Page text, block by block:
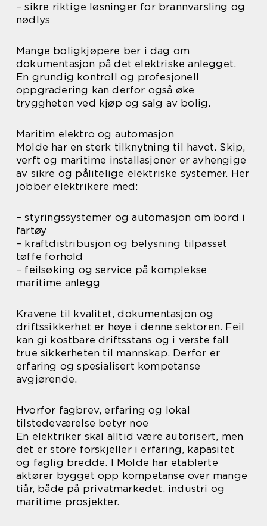
– sikre riktige løsninger for brannvarsling og
nødlys
Mange boligkjøpere ber i dag om
dokumentasjon på det elektriske anlegget.
En grundig kontroll og profesjonell
oppgradering kan derfor også øke
tryggheten ved kjøp og salg av bolig.
Maritim elektro og automasjon
Molde har en sterk tilknytning til havet. Skip,
verft og maritime installasjoner er avhengige
av sikre og pålitelige elektriske systemer. Her
jobber elektrikere med:
– styringssystemer og automasjon om bord i
fartøy
– kraftdistribusjon og belysning tilpasset
tøffe forhold
– feilsøking og service på komplekse
maritime anlegg
Kravene til kvalitet, dokumentasjon og
driftssikkerhet er høye i denne sektoren. Feil
kan gi kostbare driftsstans og i verste fall
true sikkerheten til mannskap. Derfor er
erfaring og spesialisert kompetanse
avgjørende.
Hvorfor fagbrev, erfaring og lokal
tilstedeværelse betyr noe
En elektriker skal alltid være autorisert, men
det er store forskjeller i erfaring, kapasitet
og faglig bredde. I Molde har etablerte
aktører bygget opp kompetanse over mange
tiår, både på privatmarkedet, industri og
maritime prosjekter.